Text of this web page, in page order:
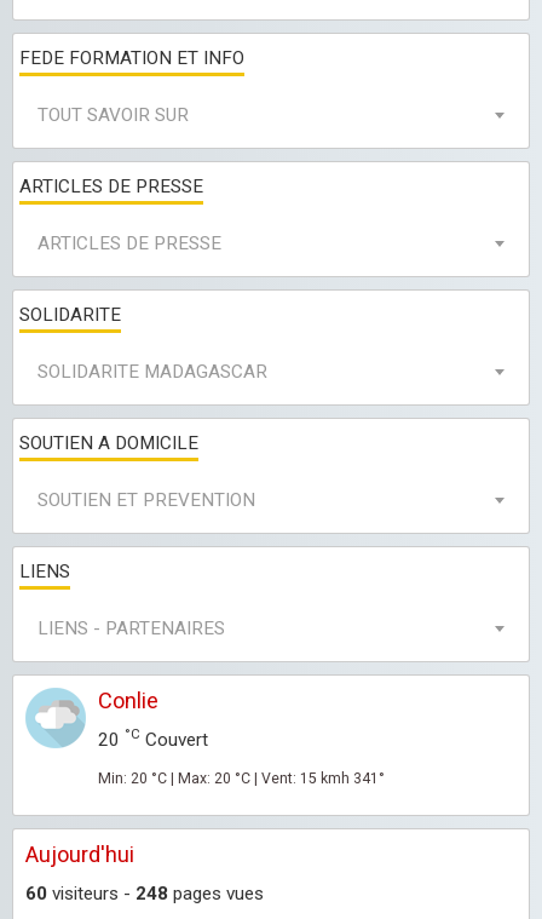
FEDE FORMATION ET INFO
TOUT SAVOIR SUR
ARTICLES DE PRESSE
ARTICLES DE PRESSE
SOLIDARITE
SOLIDARITE MADAGASCAR
SOUTIEN A DOMICILE
SOUTIEN ET PREVENTION
LIENS
LIENS - PARTENAIRES
Conlie
20 °C Couvert
Min: 20 °C | Max: 20 °C | Vent: 15 kmh 341°
Aujourd'hui
60 visiteurs - 248 pages vues